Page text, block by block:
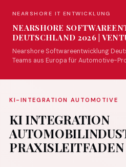
NEARSHORE IT ENTWICKLUNG
NEARSHORE
DEUTSCHLAND 2026 |
Nearshore Softwareentwicklung
Teams aus Europa für Automotive-
KI-INTEGRATION AUTOMOTIVE
KI INTEGRATION